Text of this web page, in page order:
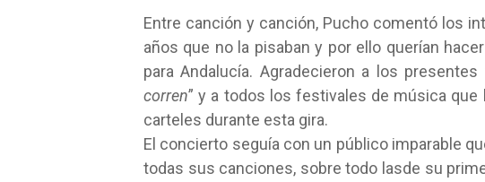
Entre canción y canción, Pucho comentó los
años que no la pisaban y por ello querían
para Andalucía. Agradecieron a los
corren” y a todos los festivales de música
carteles durante esta gira.
El concierto seguía con un público imparable
todas sus canciones, sobre todo lasde su